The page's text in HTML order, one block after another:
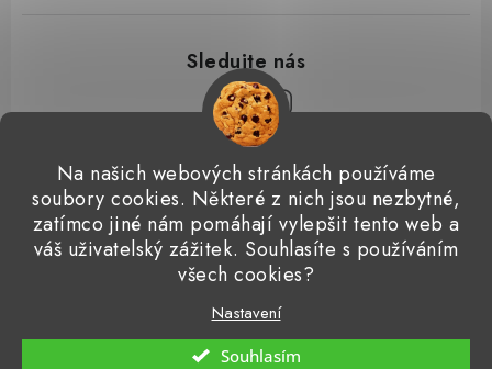
Na našich webových stránkách používáme
soubory cookies. Některé z nich jsou nezbytné,
zatímco jiné nám pomáhají vylepšit tento web a
váš uživatelský zážitek. Souhlasíte s používáním
všech cookies?
Nastavení
Souhlasím
Přijímáme online platby
Detailingclub Dodo Juice Gyeon Quartz ValetPRO
Microfiber Madness
Copyright 2026Detailingshop. Všechna práva vyhrazena.